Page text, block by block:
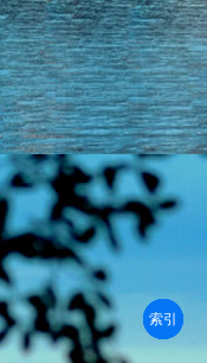
部首
笔划
拼音
潮拼